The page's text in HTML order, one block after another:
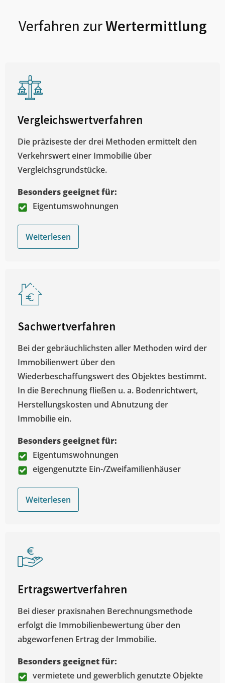
Verfahren zurWertermittlung
Vergleichswertverfahren
Die präziseste der drei Methoden ermittelt den
Verkehrswert einer Immobilie über
Vergleichsgrundstücke.
Besonders geeignet für:
Eigentumswohnungen
Weiterlesen
Sachwertverfahren
Bei der gebräuchlichsten aller Methoden wird der
Immobilienwert über den
Wiederbeschaffungswert des Objektes bestimmt.
In die Berechnung fließen u. a. Bodenrichtwert,
Herstellungskosten und Abnutzung der
Immobilie ein.
Besonders geeignet für:
Eigentumswohnungen
eigengenutzte Ein-/Zweifamilienhäuser
Weiterlesen
Ertragswertverfahren
Bei dieser praxisnahen Berechnungsmethode
erfolgt die Immobilienbewertung über den
abgeworfenen Ertrag der Immobilie.
Besonders geeignet für:
vermietete und gewerblich genutzte Objekte